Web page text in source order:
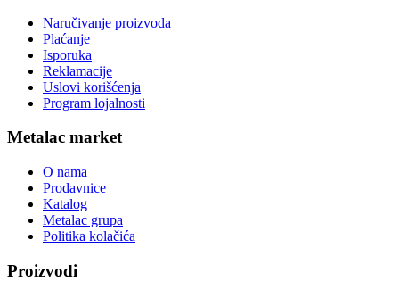
Naručivanje proizvoda
Plaćanje
Isporuka
Reklamacije
Uslovi korišćenja
Program lojalnosti
Metalac market
O nama
Prodavnice
Katalog
Metalac grupa
Politika kolačića
Proizvodi